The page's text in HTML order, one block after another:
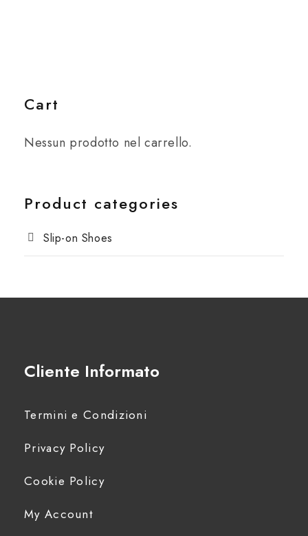
Cart
Nessun prodotto nel carrello.
Product categories
Slip-on Shoes
Cliente Informato
Termini e Condizioni
Privacy Policy
Cookie Policy
My Account